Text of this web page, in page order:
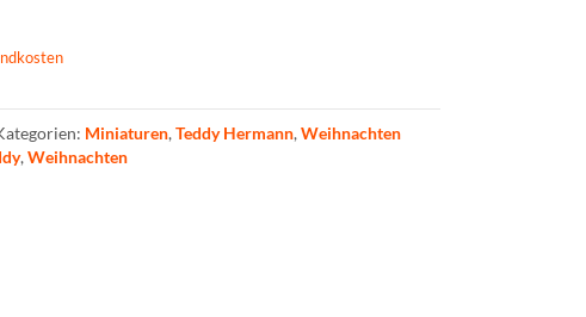
Miniaturen,Teddy Hermann,Weihnachten
,Weihnachten